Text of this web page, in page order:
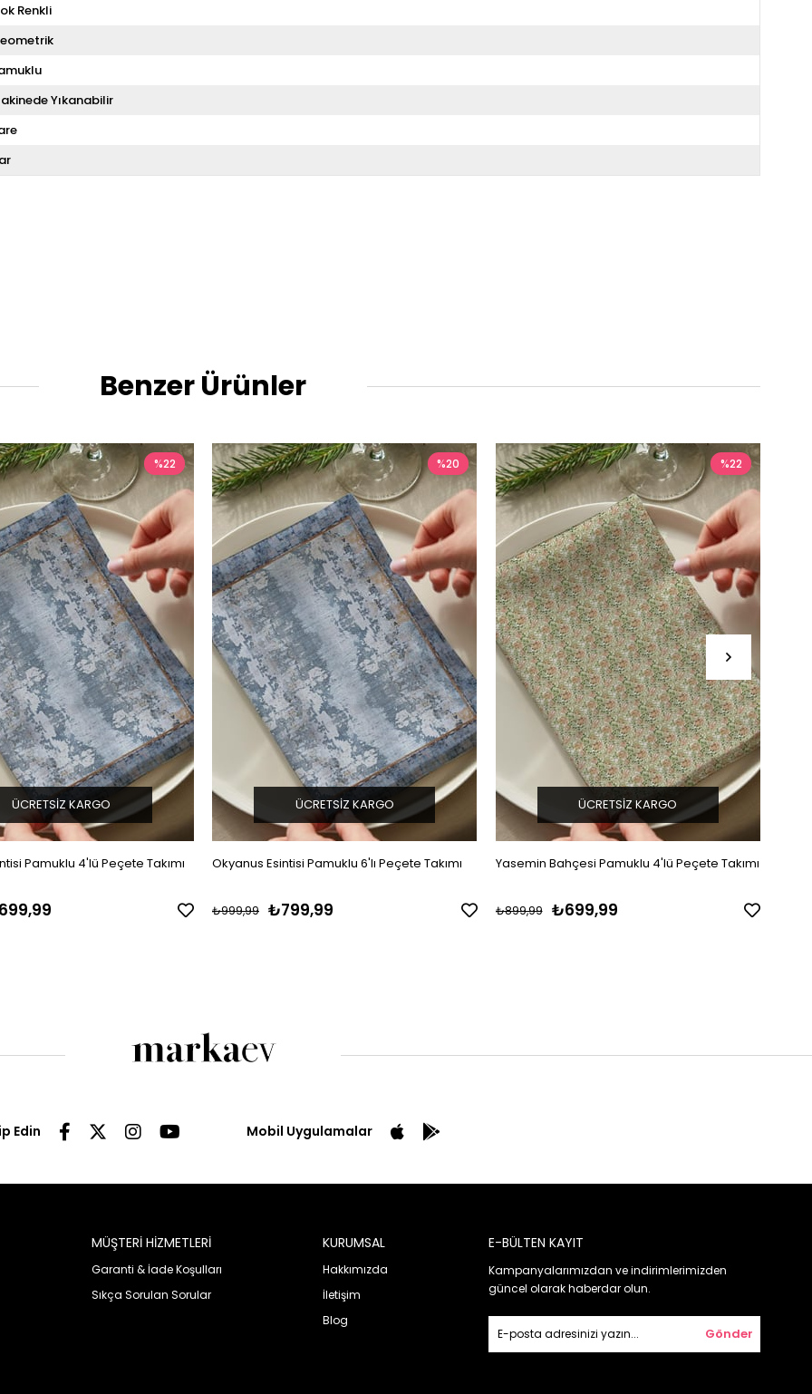
Renkli
Yıkanabilir
Benzer Ürünler
Pamuklu 4'lü Peçete Takımı
%22
ÜCRETSIZ KARGO
Okyanus Esintisi Pamuklu 6'lı Peçete Takımı
₺799,99
₺999,99
%20
ÜCRETSIZ KARGO
Yasemin Bahçesi Pamuklu 4'lü Peçete Takımı
₺699,99
₺899,99
%22
ÜCRETSIZ KARGO
Edin Mobil Uygulamalar
MÜŞTERİ HİZMETLERİ
Garanti & İade Koşulları
Sıkça Sorulan Sorular
KURUMSAL
Hakkımızda
İletişim
Blog
E-BÜLTEN KAYIT
Kampanyalarımızdan ve indirimlerimizden
güncel olarak haberdar olun.
Gönder